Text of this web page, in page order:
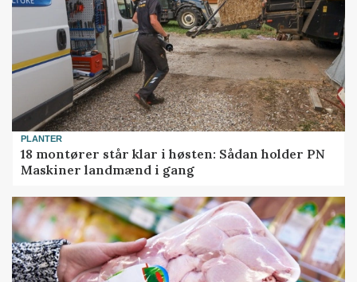
PLANTER
18 montører står klar i høsten: Sådan holder PN
Maskiner landmænd i gang